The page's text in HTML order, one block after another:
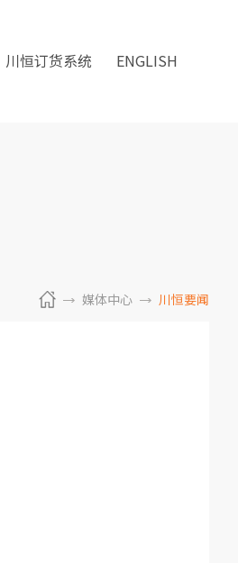
川恒订货系统 ENGLISH
媒体中心 川恒要闻